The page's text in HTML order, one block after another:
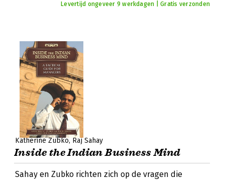
Levertijd ongeveer 9 werkdagen | Gratis verzonden
Katherine Zubko Raj Sahay
Inside the Indian Business Mind
Sahay en Zubko richten zich op de vragen die